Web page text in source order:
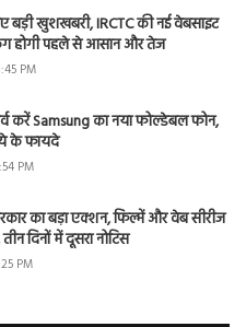
बड़ी खुशखबरी, IRCTC की नई वेबसाइट
होगी पहले से आसान और तेज
PM
करें Samsung का नया फोल्डेबल फोन,
के फायदे
PM
का बड़ा एक्शन, फिल्में और वेब सीरीज
दिनों में दूसरा नोटिस
PM